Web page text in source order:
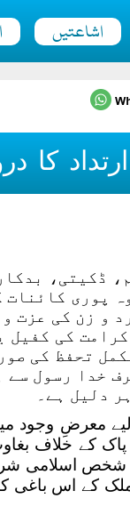
اشاعتیں
کا
ڈکیتی،
پوری کائنات
و زن کی عزت
کی کفیل
تحفظ کی
خدا رسول سے
دلیل ہے۔
معرضِ وجود
پاک کے خلاف
شخص اسلامی
کے اس باغی کا